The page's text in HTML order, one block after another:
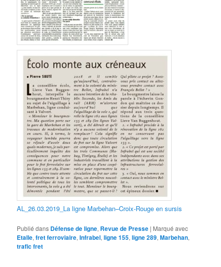
AL_26.03.2019_La ligne Marbehan–Croix-Rouge en sursis
Publié dans Défense de ligne, Revue de Presse | Marqué avec
Etalle,fret ferroviaire,Infrabel,ligne 155,ligne 289,Marbehan,
trafic fret